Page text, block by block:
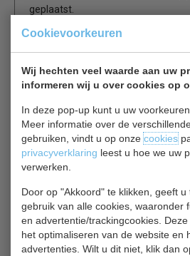
Cookievoorkeuren
Wij hechten veel waarde aan uw
informeren wij u over cookies op
In deze pop-up kunt u uw
Meer informatie over de
gebruiken, vindt u op onzecookies
privacyverklaring leest u hoe we uw
verwerken.
Door op "Akkoord" te klikken, geeft
gebruik van alle cookies, waaronder
en advertentie/trackingcookies.
het optimaliseren van de website en
advertenties. Wilt u dit niet, klik dan
geplaatst.
Voorzien van wielen
Ter informatie:
De consumptie temperatuur van het
malen lager dan de bewaar
ijs-bewaarkoeling opgeslagen
temperatuur van minimaal -21 ºC